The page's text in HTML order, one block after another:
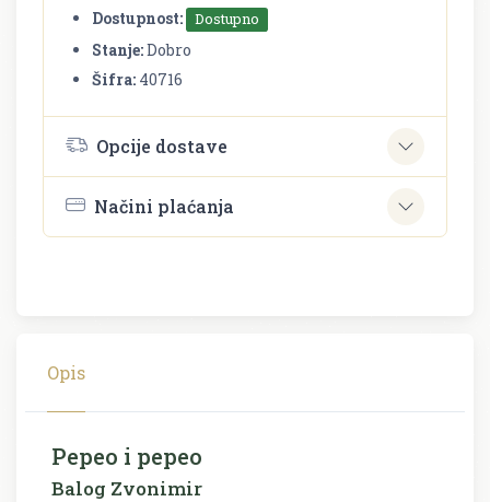
Dostupnost:
Dostupno
Stanje:Dobro
Šifra: 40716
Opcije dostave
Načini plaćanja
Opis
Pepeo i pepeo
Balog Zvonimir